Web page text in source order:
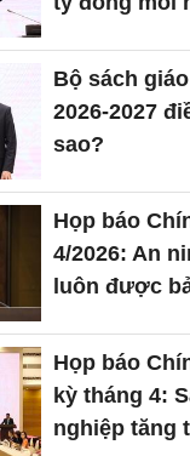
Bộ sách
2026-2027
sao?
Họp báo
4/2026: An
luôn được
Họp báo
kỳ tháng 4:
nghiệp tăng